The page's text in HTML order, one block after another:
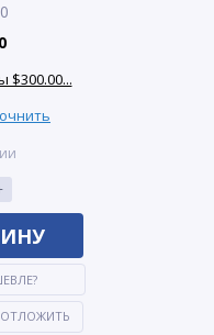
$300.00...
ОТЛОЖИТЬ